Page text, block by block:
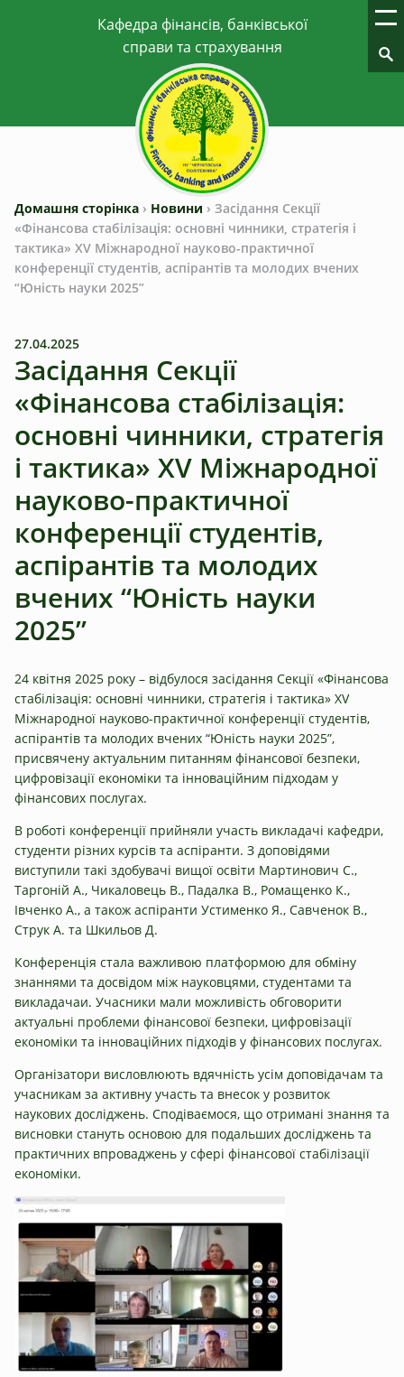
Домашня сторінка › Новини › Засідання Секції
«Фінансова стабілізація: основні чинники, стратегія і
тактика» XV Міжнародної науково-практичної
конференції студентів, аспірантів та молодих вчених
“Юність науки 2025”
27.04.2025
Засідання Секції
«Фінансова стабілізація:
основні чинники, стратегія
і тактика» XV Міжнародної
науково-практичної
конференції студентів,
аспірантів та молодих
вчених “Юність науки
2025”
24 квітня 2025 року – відбулося засідання Секції «Фінансова
стабілізація: основні чинники, стратегія і тактика» XV
Міжнародної науково-практичної конференції студентів,
аспірантів та молодих вчених “Юність науки 2025”,
присвячену актуальним питанням фінансової безпеки,
цифровізації економіки та інноваційним підходам у
фінансових послугах.
В роботі конференції прийняли участь викладачі кафедри,
студенти різних курсів та аспіранти. З доповідями
виступили такі здобувачі вищої освіти Мартинович С.,
Таргоній А., Чикаловець В., Падалка В., Ромащенко К.,
Івченко А., а також аспіранти Устименко Я., Савченок В.,
Струк А. та Шкильов Д.
Конференція стала важливою платформою для обміну
знаннями та досвідом між науковцями, студентами та
викладачаи. Учасники мали можливість обговорити
актуальні проблеми фінансової безпеки, цифровізації
економіки та інноваційних підходів у фінансових послугах.
Організатори висловлюють вдячність усім доповідачам та
учасникам за активну участь та внесок у розвиток
наукових досліджень. Сподіваємося, що отримані знання та
висновки стануть основою для подальших досліджень та
практичних впроваджень у сфері фінансової стабілізації
економіки.